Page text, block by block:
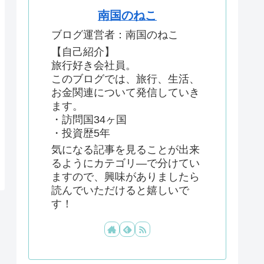
南国のねこ
ブログ運営者：南国のねこ
【自己紹介】
旅行好き会社員。
このブログでは、旅行、生活、
お金関連について発信していき
ます。
・訪問国34ヶ国
・投資歴5年
気になる記事を見ることが出来
るようにカテゴリ―で分けてい
ますので、興味がありましたら
読んでいただけると嬉しいで
す！